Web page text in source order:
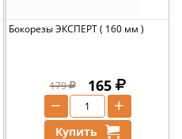
Бокорезы ЭКСПЕРТ ( 160 мм )
179 165
+
−
Купить